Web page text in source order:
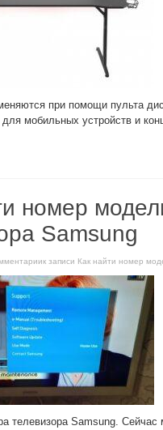
при помощи пульта
мобильных устройств и
номер
Samsung
к записи Как найти номер
телевизора Samsung.